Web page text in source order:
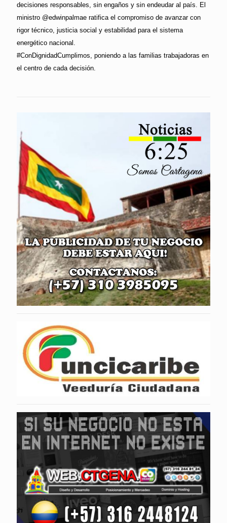
decisiones responsables, sin engaños y sin endeudar al país. El
ministro @edwinpalmae ratifica el compromiso de avanzar con
rigor técnico, justicia social y estabilidad para el sistema
energético nacional.
#ConDignidadCumplimos, poniendo a las familias trabajadoras en
el centro de cada decisión.